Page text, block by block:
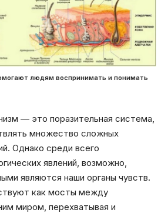
людям воспринимать и понимать
— это поразительная система,
множество сложных
Однако среди всего
явлений, возможно,
являются наши органы чувств.
как мосты между
миром, перехватывая и